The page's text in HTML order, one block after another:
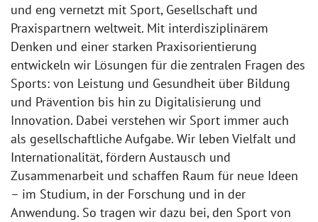
und eng vernetzt mit Sport, Gesellschaft und
Praxispartnern weltweit. Mit interdisziplinärem
Denken und einer starken Praxisorientierung
entwickeln wir Lösungen für die zentralen Fragen des
Sports: von Leistung und Gesundheit über Bildung
und Prävention bis hin zu Digitalisierung und
Innovation. Dabei verstehen wir Sport immer auch
als gesellschaftliche Aufgabe. Wir leben Vielfalt und
Internationalität, fördern Austausch und
Zusammenarbeit und schaffen Raum für neue Ideen
– im Studium, in der Forschung und in der
Anwendung. So tragen wir dazu bei, den Sport von